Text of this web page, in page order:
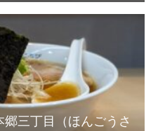
三丁目（ほんごうさ